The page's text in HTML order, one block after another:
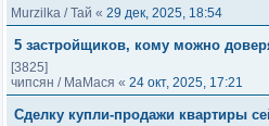
Murzilka /Тай « 29 дек, 2025, 18:54
5 застройщиков, кому можно
[3825]
чипсян / МаМася « 24 окт, 2025, 17:21
Сделку купли-продажи квартиры